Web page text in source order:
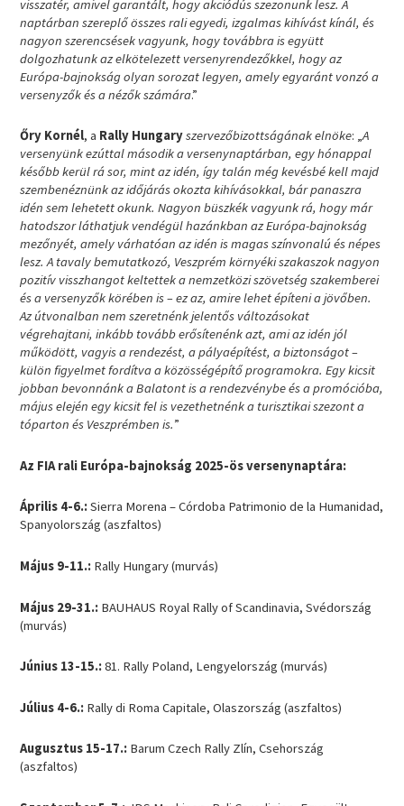
visszatér, amivel garantált, hogy akciódús szezonunk lesz. A
naptárban szereplő összes rali egyedi, izgalmas kihívást kínál, és
nagyon szerencsések vagyunk, hogy továbbra is együtt
dolgozhatunk az elkötelezett versenyrendezőkkel, hogy az
Európa-bajnokság olyan sorozat legyen, amely egyaránt vonzó a
versenyzők és a nézők számára.”
Őry Kornél, a Rally Hungaryszervezőbizottságának elnöke: „A
versenyünk ezúttal második a versenynaptárban, egy hónappal
később kerül rá sor, mint az idén, így talán még kevésbé kell majd
szembenéznünk az időjárás okozta kihívásokkal, bár panaszra
idén sem lehetett okunk. Nagyon büszkék vagyunk rá, hogy már
hatodszor láthatjuk vendégül hazánkban az Európa-bajnokság
mezőnyét, amely várhatóan az idén is magas színvonalú és népes
lesz. A tavaly bemutatkozó, Veszprém környéki szakaszok nagyon
pozitív visszhangot keltettek a nemzetközi szövetség szakemberei
és a versenyzők körében is – ez az, amire lehet építeni a jövőben.
Az útvonalban nem szeretnénk jelentős változásokat
végrehajtani, inkább tovább erősítenénk azt, ami az idén jól
működött, vagyis a rendezést, a pályaépítést, a biztonságot –
külön figyelmet fordítva a közösségépítő programokra. Egy kicsit
jobban bevonnánk a Balatont is a rendezvénybe és a promócióba,
május elején egy kicsit fel is vezethetnénk a turisztikai szezont a
tóparton és Veszprémben is.”
Az FIA rali Európa-bajnokság 2025-ös versenynaptára:
Április 4-6.:Sierra Morena – Córdoba Patrimonio de la Humanidad,
Spanyolország (aszfaltos)
Május 9-11.: Rally Hungary (murvás)
Május 29-31.: BAUHAUS Royal Rally of Scandinavia, Svédország
(murvás)
Június 13-15.:81. Rally Poland, Lengyelország (murvás)
Július 4-6.: Rally di Roma Capitale, Olaszország (aszfaltos)
Augusztus 15-17.: Barum Czech Rally Zlín, Csehország
(aszfaltos)